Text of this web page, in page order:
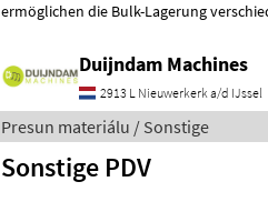
ermöglichen die Bulk-Lagerung
Duijndam Machines
2913 L Nieuwerkerk a/d IJssel
Presun materiálu / Sonstige
Sonstige PDV